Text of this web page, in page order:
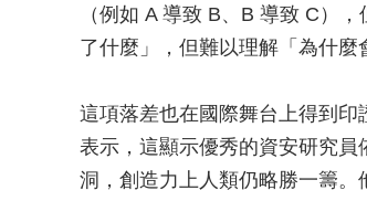
（例如 A 導致 B、B 導致 C）
了什麼」，但難以理解「為什麼
這項落差也在國際舞台上得到
表示，這顯示優秀的資安研究
洞，創造力上人類仍略勝一籌